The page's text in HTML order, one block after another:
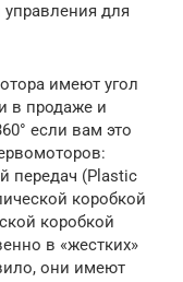
для
имеют угол
в продаже и
если вам это
передач (Plastic
коробкой
коробкой
в «жестких»
они имеют